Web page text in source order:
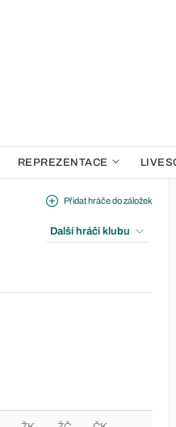
REPREZENTACE
Přidat hráče do záložek
Další hráči klubu